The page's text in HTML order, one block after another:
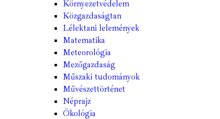
Környezetvédelem
Közgazdaságtan
Lélektani lelemények
Matematika
Meteorológia
Mezőgazdaság
Műszaki tudományok
Művészettörténet
Néprajz
Ökológia